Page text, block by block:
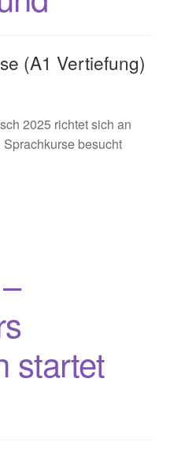
(A1 Vertiefung)
2025 richtet sich an
besucht
startet